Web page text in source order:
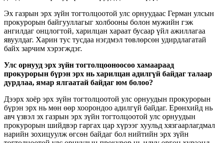
Эх газрын эрх зүйн тогтолцоотой улс орнуудаас Герман улсын
прокурорын байгууллагыг холбооны болон мужийн гэж
ангилдаг онцлогтой, харилцан хараат бусаар үйл ажиллагаа
явуулдаг. Харин тус тусдаа нэгдмэл төвлөрсөн удирдлагатай
байх зарчим хэрэгждэг.
Улс орнууд эрх зүйн тогтолцооноосоо хамаараад
прокурорын бүрэн эрх нь харилцан адилгүй байдаг талаар
дурдлаа, ямар ялгаатай байдаг юм болоо?
Дээрх хоёр эрх зүйн тогтолцоотой улс орнуудын прокурорын
бүрэн эрх нь мөн өөр хоорондоо адилгүй байдаг. Ерөнхийд нь
авч үзвэл эх газрын эрх зүйн тогтолцоотой улс орнуудын
прокурорын шийдвэр гаргах цар хүрээг хуульд хязгаарлагдмал
нарийн зохицуулж өгсөн байдаг бол нийтийн эрх зүйн